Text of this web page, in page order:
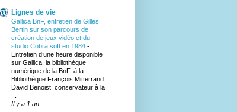
Lignes de vie
Gallica BnF, entretien de Gilles
Bertin sur son parcours de
création de jeux vidéo et du
studio Cobra soft en 1984 -
Entretien d’une heure disponible
sur Gallica, la bibliothèque
numérique de la BnF, à la
Bibliothèque François Mitterrand.
David Benoist, conservateur à la
Il y a 1 an